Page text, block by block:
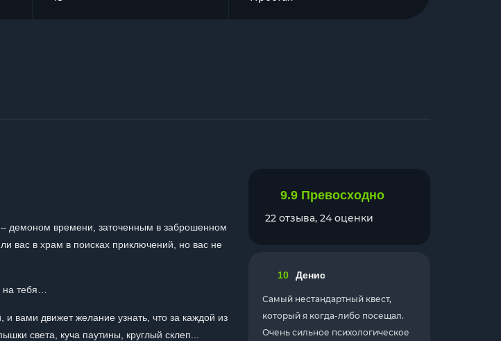
демоном времени, заточенным в заброшенном
вас в храм в поисках приключений, но вас не
тебя…
вами движет желание узнать, что за каждой из
света, куча паутины, круглый склеп...
9.9 Превосходно
22 отзыва, 24 оценки
10 Денис
Самый нестандартный квест,
который я когда-либо посещал.
Очень сильное психологическое